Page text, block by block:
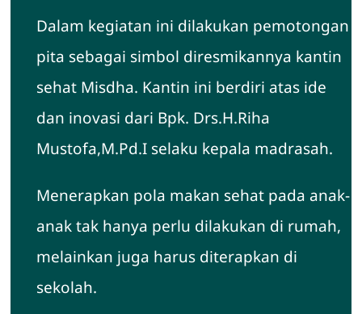
Dalam kegiatan ini dilakukan pemotongan
pita sebagai simbol diresmikannya kantin
sehat Misdha. Kantin ini berdiri atas ide
dan inovasi dari Bpk. Drs.H.Riha
Mustofa,M.Pd.I selaku kepala madrasah.
Menerapkan pola makan sehat pada anak-
anak tak hanya perlu dilakukan di rumah,
melainkan juga harus diterapkan di
sekolah.